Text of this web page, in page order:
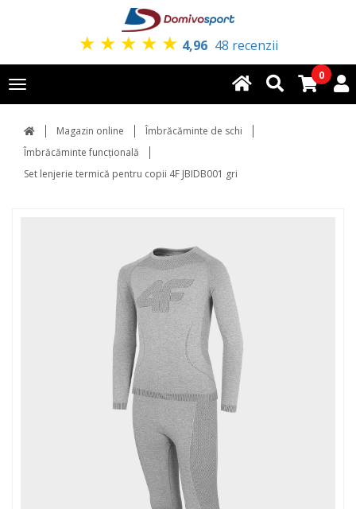
★ ★ ★ ★ ★ 4,96 48 recenzii
Toggle
navigation
0
Magazin online
Îmbrăcăminte de schi
Îmbrăcăminte funcțională
Set lenjerie termică pentru copii 4F JBIDB001 gri